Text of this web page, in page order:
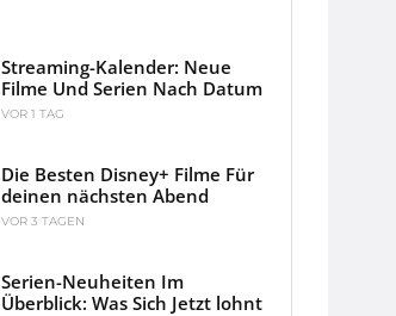
Streaming-Kalender: Neue
Filme Und Serien Nach Datum
VOR 1 TAG
Die Besten Disney+ Filme Für
deinen nächsten Abend
VOR 3 TAGEN
Serien-Neuheiten Im
Überblick: Was Sich Jetzt lohnt